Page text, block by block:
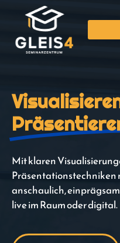
Mit klaren
Präsentationstechniken
anschaulich,
live im Raum oder digital.